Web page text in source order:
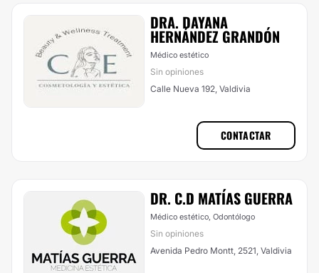
DRA. DAYANA
HERNÁNDEZ GRANDÓN
Médico estético
Sin opiniones
Calle Nueva 192, Valdivia
CONTACTAR
DR. C.D MATÍAS GUERRA
Médico estético, Odontólogo
Sin opiniones
Avenida Pedro Montt, 2521, Valdivia